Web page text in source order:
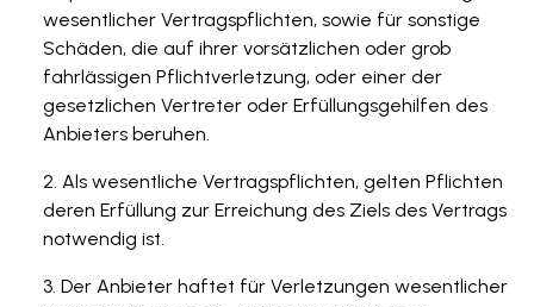
wesentlicher Vertragspflichten, sowie für sonstige
Schäden, die auf ihrer vorsätzlichen oder grob
fahrlässigen Pflichtverletzung, oder einer der
gesetzlichen Vertreter oder Erfüllungsgehilfen des
Anbieters beruhen.
Als wesentliche Vertragspflichten, gelten Pflichten
deren Erfüllung zur Erreichung des Ziels des Vertrags
notwendig ist.
Der Anbieter haftet für Verletzungen wesentlicher